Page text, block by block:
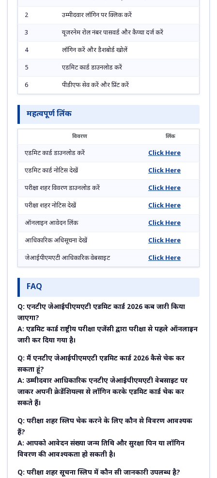
2 उम्मीदवार लॉगिन पर क्लिक करें
3 यूजरनेम रोल नंबर पासवर्ड और कैप्चा दर्ज करें
4 लॉगिन करें और डैशबोर्ड खोलें
5 एडमिट कार्ड डाउनलोड करें
6 पीडीएफ सेव करें और प्रिंट करें
महत्वपूर्ण लिंक
विवरण लिंक
एडमिट कार्ड डाउनलोड करें Click Here
एडमिट कार्ड नोटिस देखें Click Here
परीक्षा शहर विवरण डाउनलोड करें Click Here
परीक्षा शहर नोटिस देखें Click Here
ऑनलाइन आवेदन लिंक Click Here
आधिकारिक अधिसूचना देखें Click Here
जेआईपीएमएटी आधिकारिक वेबसाइट Click Here
FAQ
Q: एनटीए जेआईपीएमएटी एडमिट कार्ड 2026 कब जारी किया
जाएगा?
A: एडमिट कार्ड राष्ट्रीय परीक्षा एजेंसी द्वारा परीक्षा से पहले ऑनलाइन
जारी कर दिया गया है।
Q: मैं एनटीए जेआईपीएमएटी एडमिट कार्ड 2026 कैसे चेक कर
सकता हूं?
A: उम्मीदवार आधिकारिक एनटीए जेआईपीएमएटी वेबसाइट पर
जाकर अपनी क्रेडेंशियल्स से लॉगिन करके एडमिट कार्ड चेक कर
सकते हैं।
Q: परीक्षा शहर स्लिप चेक करने के लिए कौन से विवरण आवश्यक
हैं?
A: आपको आवेदन संख्या जन्म तिथि और सुरक्षा पिन या लॉगिन
विवरण की आवश्यकता हो सकती है।
Q: परीक्षा शहर सूचना स्लिप में कौन सी जानकारी उपलब्ध है?